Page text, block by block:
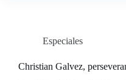
Especiales
Christian Galvez,